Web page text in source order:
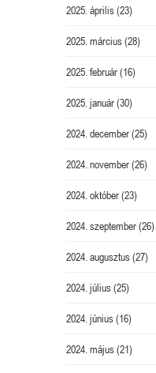
2025. április(23)
2025. március(28)
2025. február(16)
2025. január(30)
2024. december(25)
2024. november(26)
2024. október(23)
2024. szeptember(26)
2024. augusztus(27)
2024. július(25)
2024. június(16)
2024. május(21)